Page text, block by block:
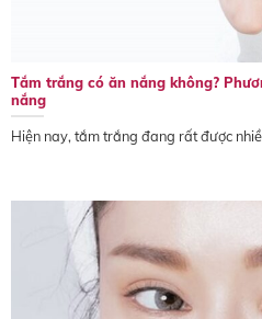
Tắm trắng có ăn nắng không?
nắng
Hiện nay, tắm trắng đang rất được